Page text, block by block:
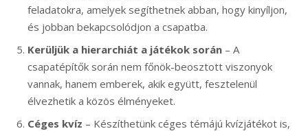
feladatokra, amelyek segíthetnek abban, hogy kinyíljon,
és jobban bekapcsolódjon a csapatba.
Kerüljük a hierarchiát a játékok során – A
csapatépítők során nem főnök-beosztott viszonyok
vannak, hanem emberek, akik együtt, fesztelenül
élvezhetik a közös élményeket.
Céges kvíz – Készíthetünk céges témájú kvízjátékot is,